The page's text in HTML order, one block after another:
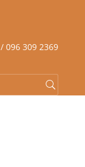
/ 096 309 2369